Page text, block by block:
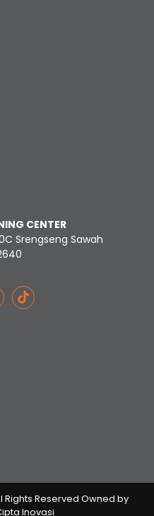
CENTER
Srengseng Sawah
Rights Reserved Owned by
Inovasi